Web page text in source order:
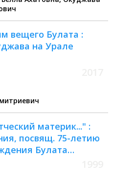
вещего Булата :
на Урале
материк..." :
посвящ. 75-летию
Булата